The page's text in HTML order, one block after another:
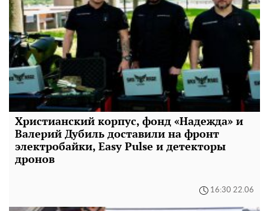
Христианский корпус, фонд «Надежда» и
Валерий Дубиль доставили на фронт
электробайки, Easy Pulse и детекторы
дронов
16:30 22.06